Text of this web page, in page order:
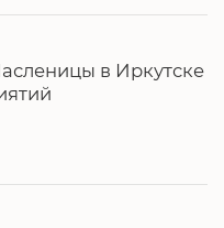
в Иркутске